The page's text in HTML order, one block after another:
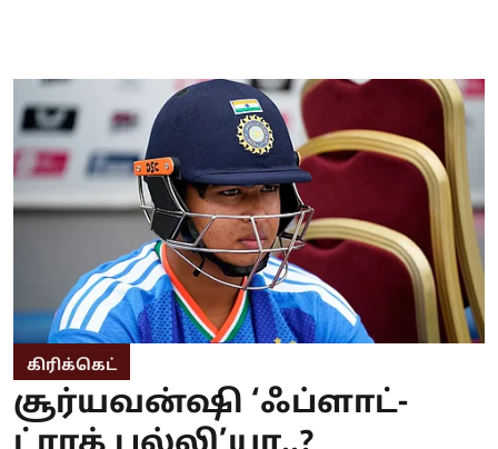
கிரிக்கெட்
சூர்யவன்ஷி ‘ஃப்ளாட்-